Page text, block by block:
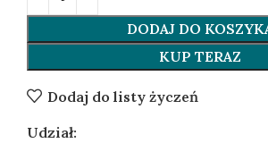
DODAJ DO
KUP TERAZ
Dodaj do listy życzeń
Udział: